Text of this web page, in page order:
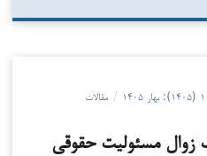
/ مقالات
زوال مسئولیت حقوقی